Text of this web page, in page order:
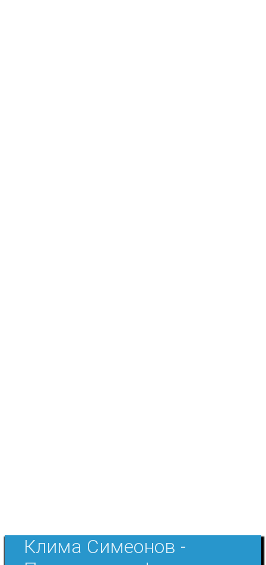
Клима Симеонов -